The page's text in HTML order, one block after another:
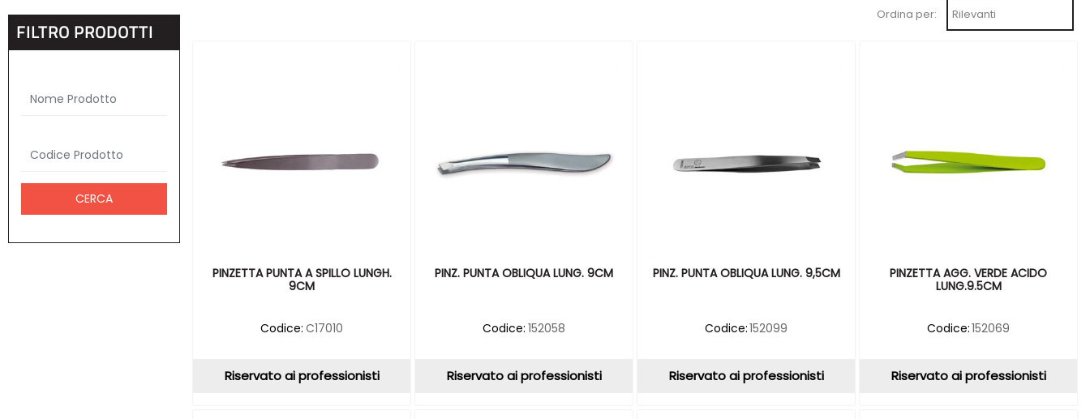
FILTRO PRODOTTI
Ordina per:
PINZETTA PUNTA A SPILLO LUNGH.
9CM
Codice: C17010
Riservato ai professionisti
PINZ. PUNTA OBLIQUA LUNG. 9CM
Codice: 152058
Riservato ai professionisti
PINZ. PUNTA OBLIQUA LUNG. 9,5CM
Codice:152099
Riservato ai professionisti
PINZETTA AGG. VERDE ACIDO
LUNG.9.5CM
Codice:152069
Riservato ai professionisti